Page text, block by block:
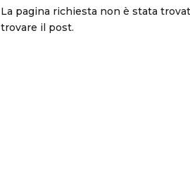
La pagina richiesta non è stata
trovare il post.